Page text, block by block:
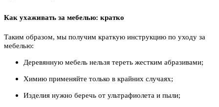
Как ухаживать за мебелью: кратко
Таким образом, мы получим краткую инструкцию по уходу за
мебелью:
Деревянную мебель нельзя тереть жестким абразивами;
Химию применяйте только в крайних случаях;
Изделия нужно беречь от ультрафиолета и пыли;